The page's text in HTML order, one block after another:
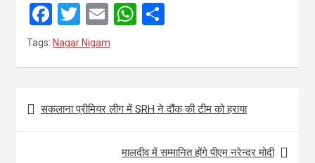
F
a
o
o
T
wi
E
m
W
A
p
p
Tags: Nagar Nigam
navigation
सकलाना प्रीमियर लीग में SRH ने दौंक की टीम को हराया
मालदीव में सम्मानित होंगे पीएम नरेन्द्र मोदी